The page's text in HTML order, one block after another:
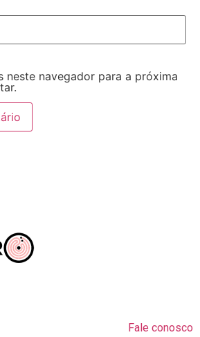
neste navegador para a próxima
Fale conosco